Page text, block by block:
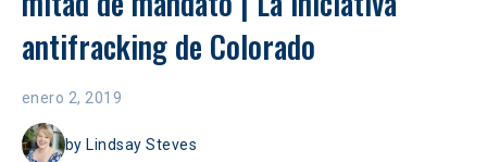
antifracking de Colorado
enero 2, 2019
by Lindsay Steves